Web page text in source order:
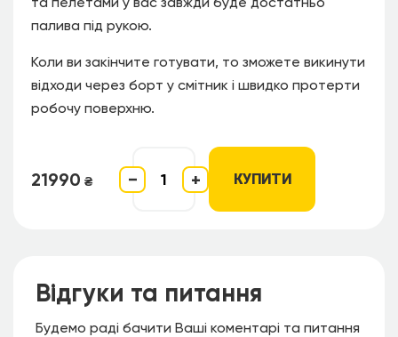
палива під рукою.
Коли ви закінчите готувати, то зможете викинути
відходи через борт у смітник і швидко протерти
робочу поверхню.
21990 ₴ − + КУПИТИ
Відгуки та питання
Будемо раді бачити Ваші коментарі та питання